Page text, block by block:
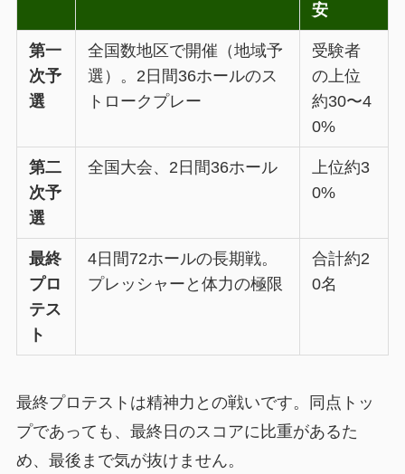
安
第一
次予
選
全国数地区で開催（地域予
選）。2日間36ホールのス
トロークプレー
受験者
の上位
約30〜4
0%
第二
次予
選
全国大会、2日間36ホール
上位約3
0%
最終
プロ
テス
ト
4日間72ホールの長期戦。
プレッシャーと体力の極限
合計約2
0名
最終プロテストは精神力との戦いです。同点トッ
プであっても、最終日のスコアに比重があるた
め、最後まで気が抜けません。